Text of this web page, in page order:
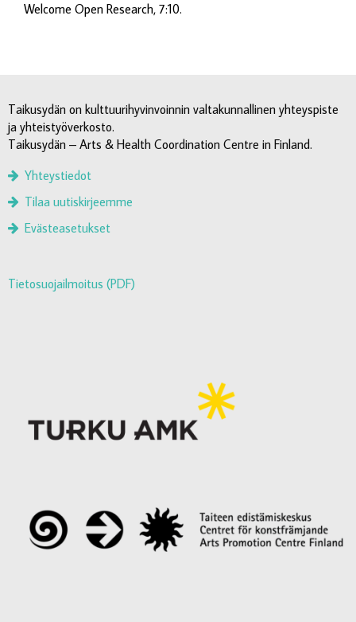
Welcome Open Research, 7:10.
Taikusydän on kulttuurihyvinvoinnin valtakunnallinen yhteyspiste
ja yhteistyöverkosto.
Taikusydän – Arts & Health Coordination Centre in Finland.
Yhteystiedot
Tilaa uutiskirjeemme
Evästeasetukset
Tietosuojailmoitus (PDF)